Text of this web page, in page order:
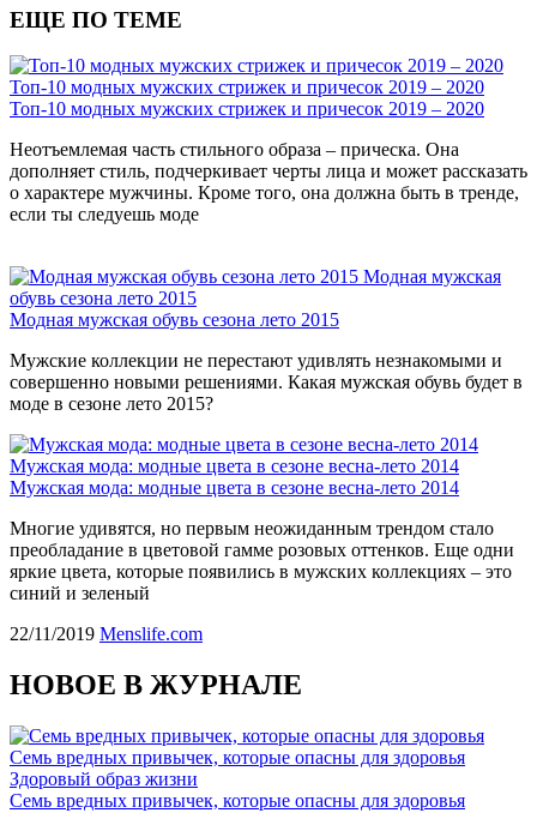
ЕЩЕ ПО ТЕМЕ
Топ-10 модных мужских стрижек и причесок 2019 – 2020
Топ-10 модных мужских стрижек и причесок 2019 – 2020
Неотъемлемая часть стильного образа – прическа. Она
дополняет стиль, подчеркивает черты лица и может рассказать
о характере мужчины. Кроме того, она должна быть в тренде,
если ты следуешь моде
Модная мужская
обувь сезона лето 2015
Модная мужская обувь сезона лето 2015
Мужские коллекции не перестают удивлять незнакомыми и
совершенно новыми решениями. Какая мужская обувь будет в
моде в сезоне лето 2015?
Мужская мода: модные цвета в сезоне весна-лето 2014
Мужская мода: модные цвета в сезоне весна-лето 2014
Многие удивятся, но первым неожиданным трендом стало
преобладание в цветовой гамме розовых оттенков. Еще одни
яркие цвета, которые появились в мужских коллекциях – это
синий и зеленый
22/11/2019 Menslife.com
НОВОЕ В ЖУРНАЛЕ
Семь вредных привычек, которые опасны для здоровья
Здоровый образ жизни
Семь вредных привычек, которые опасны для здоровья